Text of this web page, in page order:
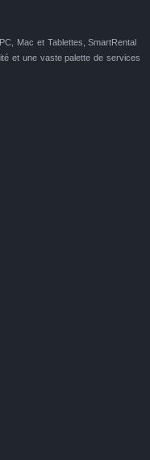
Mac et Tablettes, SmartRental
et une vaste palette de services